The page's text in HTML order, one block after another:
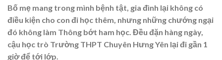
Bố mẹ mang trong mình bệnh tật, gia đình lại không có
điều kiện cho con đi học thêm, nhưng những chướng ngại
đó không làm Thông bớt ham học. Đều đặn hàng ngày,
cậu học trò Trường THPT Chuyên Hưng Yên lại đi gần 1
giờ để tới lớp.